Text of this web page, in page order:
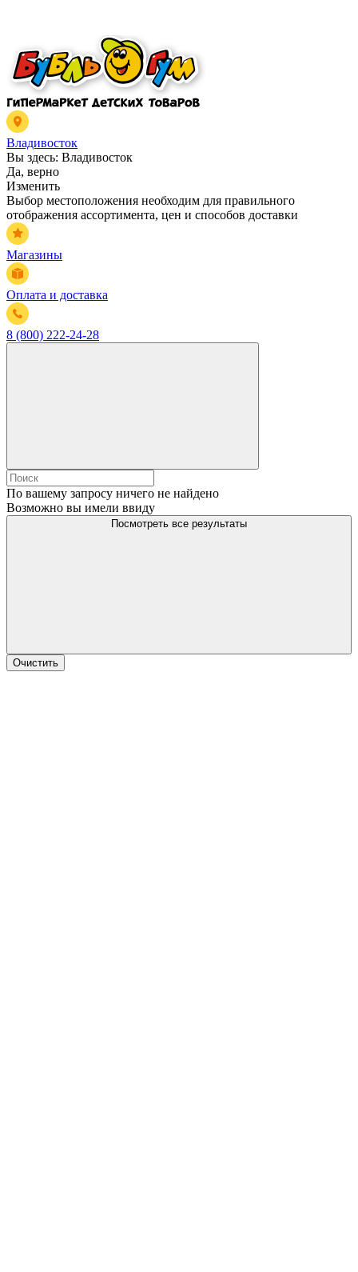
Владивосток
Вы здесь: Владивосток
Да, верно
Изменить
Выбор местоположения необходим для правильного
отображения ассортимента, цен и способов доставки
Магазины
Оплата и доставка
8 (800) 222-24-28
По вашему запросу ничего не найдено
Возможно вы имели ввиду
Посмотреть все результаты
Очистить